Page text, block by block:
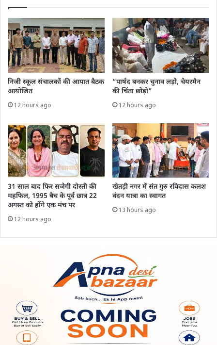
निजी स्कूल संचालकों की आपात बैठक
आयोजित
12 hours ago
“पार्षद बनकर चुनाव लड़ो, चेयरमैन
की चिंता छोड़ो”
12 hours ago
31 साल बाद फिर सजेगी दोस्ती की
महफिल, 1995 बैच के पूर्व छात्र 22
अगस्त को होंगे एक मंच पर
12 hours ago
खेतड़ी नगर में संत गुरु रविदास कलश
वंदन यात्रा का स्वागत
13 hours ago